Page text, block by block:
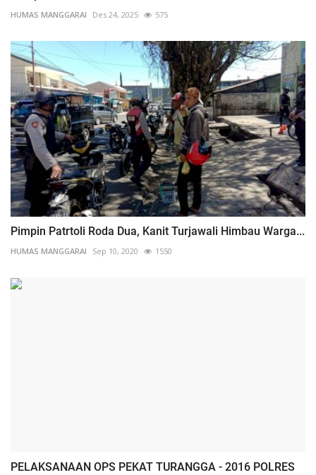
HUMAS MANGGARAI Des 24, 2025 575
Pimpin Patrtoli Roda Dua, Kanit Turjawali Himbau Warga...
HUMAS MANGGARAI Sep 10, 2020 1550
PELAKSANAAN OPS PEKAT TURANGGA - 2016 POLRES